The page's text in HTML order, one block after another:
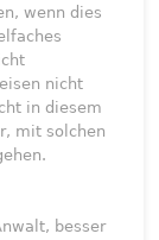
wenn dies
nicht
in diesem
mit solchen
besser